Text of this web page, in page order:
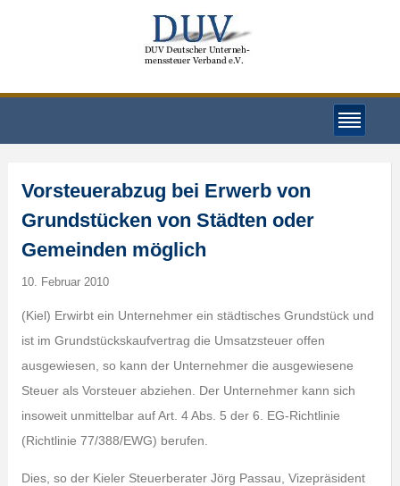
Vorsteuerabzug bei Erwerb von
Grundstücken von Städten oder
Gemeinden möglich
10. Februar 2010
(Kiel) Erwirbt ein Unternehmer ein städtisches Grundstück und
ist im Grundstückskaufvertrag die Umsatzsteuer offen
ausgewiesen, so kann der Unternehmer die ausgewiesene
Steuer als Vorsteuer abziehen. Der Unternehmer kann sich
insoweit unmittelbar auf Art. 4 Abs. 5 der 6. EG-Richtlinie
(Richtlinie 77/388/EWG) berufen.
Dies, so der Kieler Steuerberater Jörg Passau, Vizepräsident